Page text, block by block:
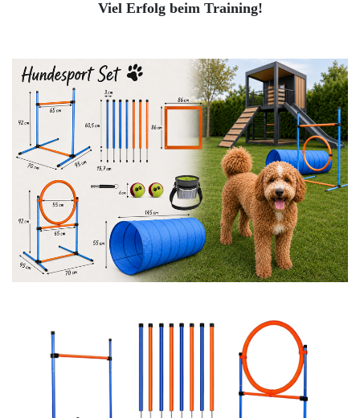
Viel Erfolg beim Training!